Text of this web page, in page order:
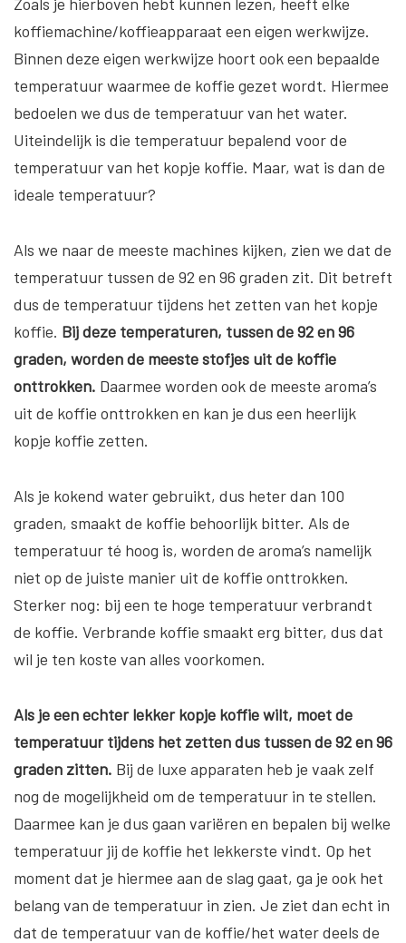
koffiemachine/koffieapparaat een eigen werkwijze.
Binnen deze eigen werkwijze hoort ook een bepaalde
temperatuur waarmee de koffie gezet wordt. Hiermee
bedoelen we dus de temperatuur van het water.
Uiteindelijk is die temperatuur bepalend voor de
temperatuur van het kopje koffie. Maar, wat is dan de
ideale temperatuur?
Als we naar de meeste machines kijken, zien we dat de
temperatuur tussen de 92 en 96 graden zit. Dit betreft
dus de temperatuur tijdens het zetten van het kopje
koffie. Bij deze temperaturen, tussen de 92 en 96
graden, worden de meeste stofjes uit de koffie
onttrokken. Daarmee worden ook de meeste aroma’s
uit de koffie onttrokken en kan je dus een heerlijk
kopje koffie zetten.
Als je kokend water gebruikt, dus heter dan 100
graden, smaakt de koffie behoorlijk bitter. Als de
temperatuur té hoog is, worden de aroma’s namelijk
niet op de juiste manier uit de koffie onttrokken.
Sterker nog: bij een te hoge temperatuur verbrandt
de koffie. Verbrande koffie smaakt erg bitter, dus dat
wil je ten koste van alles voorkomen.
Als je een echter lekker kopje koffie wilt, moet de
temperatuur tijdens het zetten dus tussen de 92 en 96
graden zitten. Bij de luxe apparaten heb je vaak zelf
nog de mogelijkheid om de temperatuur in te stellen.
Daarmee kan je dus gaan variëren en bepalen bij welke
temperatuur jij de koffie het lekkerste vindt. Op het
moment dat je hiermee aan de slag gaat, ga je ook het
belang van de temperatuur in zien. Je ziet dan echt in
dat de temperatuur van de koffie/het water deels de